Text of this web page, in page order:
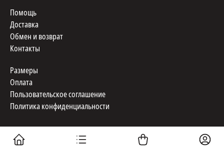
Помощь
Доставка
Обмен и возврат
Контакты
Размеры
Оплата
Пользовательское соглашение
Политика конфиденциальности